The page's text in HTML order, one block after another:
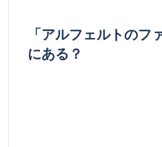
「アルフェルトのフ
にある？